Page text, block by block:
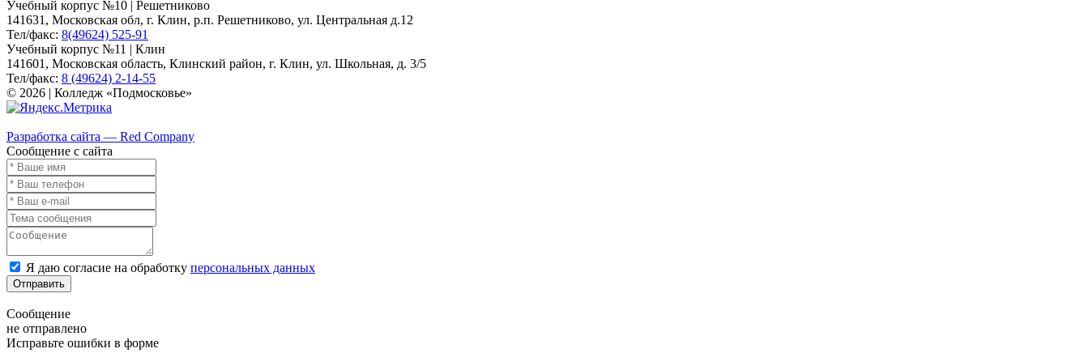
Учебный корпус №10 | Решетниково
141631, Московская обл, г. Клин, р.п. Решетниково, ул. Центральная д.12
Тел/факс: 8(49624) 525-91
Учебный корпус №11 | Клин
141601, Московская область, Клинский район, г. Клин, ул. Школьная, д. 3/5
Тел/факс: 8 (49624) 2-14-55
© 2026 | Колледж «Подмосковье»
Разработка сайта — Red Company
Сообщение с сайта
Я даю согласие на обработку персональных данных
Отправить
Сообщение
не отправлено
Исправьте ошибки в форме